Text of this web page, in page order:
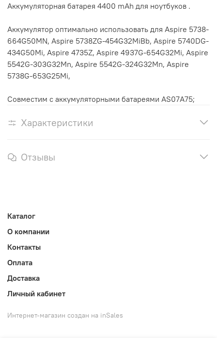
Аккумуляторная батарея 4400 mAh для ноутбуков .
Аккумулятор оптимально использовать для Aspire 5738-
664G50MN, Aspire 5738ZG-454G32MiBb, Aspire 5740DG-
434G50Mi, Aspire 4735Z, Aspire 4937G-654G32Mi, Aspire
5542G-303G32Mn, Aspire 5542G-324G32Mn, Aspire
5738G-653G25Mi,
Совместим с аккумуляторными батареями AS07A75;
Характеристики
Отзывы
Каталог
О компании
Контакты
Оплата
Доставка
Личный кабинет
Интернет-магазин создан на inSales